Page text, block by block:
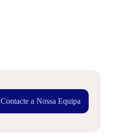
Contacte a Nossa Equipa